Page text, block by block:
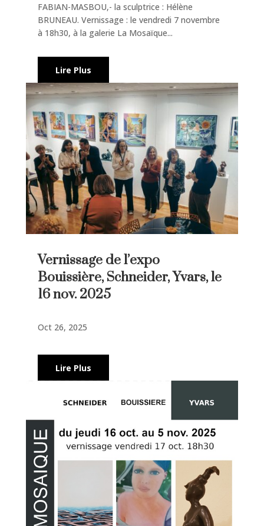
FABIAN-MASBOU,- la sculptrice : Hélène
BRUNEAU. Vernissage : le vendredi 7 novembre
à 18h30, à la galerie La Mosaïque...
Lire Plus
Vernissage de l’expo
Bouissière, Schneider, Yvars, le
16 nov. 2025
Oct 26, 2025
Lire Plus